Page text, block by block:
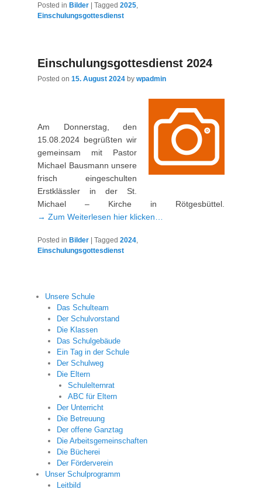
Posted in Bilder | Tagged 2025
Einschulungsgottesdienst
Einschulungsgottesdienst 2024
Posted on 15. August 2024 by wpadmin
Am Donnerstag, den
15.08.2024 begrüßten wir
gemeinsam mit Pastor
Michael Bausmann unsere
frisch eingeschulten
Erstklässler in der St.
Michael – Kirche in Rötgesbüttel.
→ Zum Weiterlesen hier klicken…
Posted in Bilder | Tagged 2024
Einschulungsgottesdienst
Unsere Schule
Das Schulteam
Der Schulvorstand
Die Klassen
Das Schulgebäude
Ein Tag in der Schule
Der Schulweg
Die Eltern
Schulelternrat
ABC für Eltern
Der Unterricht
Die Betreuung
Der offene Ganztag
Die Arbeitsgemeinschaften
Die Bücherei
Der Förderverein
Unser Schulprogramm
Leitbild